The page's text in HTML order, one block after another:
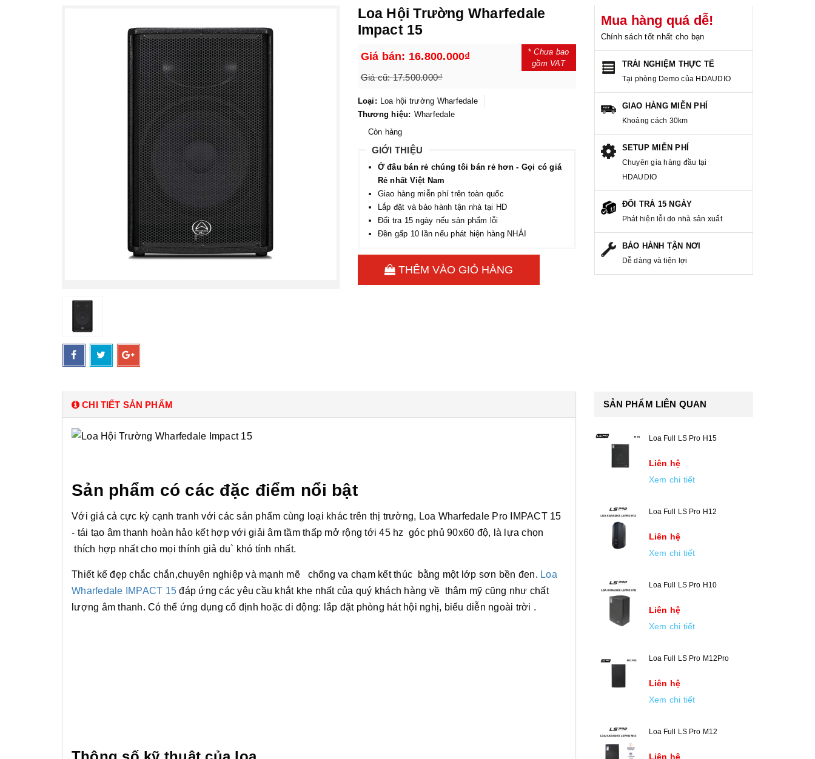
Loa Hội Trường Wharfedale
Impact 15
Giá bán: 16.800.000₫
Giá cũ:17.500.000₫
*Chưa bao
gồm VAT
Loại: Loa hội trường Wharfedale
Thương hiệu: Wharfedale
Còn hàng
GIỚI THIỆU
Ở đâu bán rẻ chúng tôi bán rẻ hơn - Gọi có giá
Rẻ nhất Việt Nam
Giao hàng miễn phí trên toàn quốc
Lắp đặt và bảo hành tận nhà tại HD
Đổi tra 15 ngày nếu sản phẩm lỗi
Đền gấp 10 lần nếu phát hiện hàng NHÁI
THÊM VÀO GIỎ HÀNG
Mua hàng quá dễ!
Chính sách tốt nhất cho bạn
TRẢI NGHIỆM THỰC TẾ
Tại phòng Demo của HDAUDIO
GIAO HÀNG MIỄN PHÍ
Khoảng cách 30km
SETUP MIỄN PHÍ
Chuyên gia hàng đầu tại
HDAUDIO
ĐỔI TRẢ 15 NGÀY
Phát hiện lỗi do nhà sản xuất
BẢO HÀNH TẬN NƠI
Dễ dàng và tiện lợi
CHI TIẾT SẢN PHẨM
Sản phẩm có các đặc điểm nổi bật
Với giá cả cực kỳ cạnh tranh với các sản phẩm cùng loại khác trên thị trường, Loa Wharfedale Pro IMPACT 15
- tái tạo âm thanh hoàn hảo kết hợp với giải âm tầm thấp mở rộng tới 45 hz góc phủ 90x60 độ, là lựa chọn
thích hợp nhất cho mọi thính giả du` khó tính nhất.
Thiết kế đẹp chắc chắn,chuyên nghiệp và mạnh mẽ chống va chạm kết thúc bằng một lớp sơn bền đen. Loa
Wharfedale IMPACT 15 đáp ứng các yêu cầu khắt khe nhất của quý khách hàng về thâm mỹ cũng như chất
lượng âm thanh. Có thể ứng dụng cố định hoặc di động: lắp đặt phòng hát hội nghị, biểu diễn ngoài trời .
SẢN PHẨM LIÊN QUAN
Loa Full LS Pro H15
Liên hệ
Xem chi tiết
Loa Full LS Pro H12
Liên hệ
Xem chi tiết
Loa Full LS Pro H10
Liên hệ
Xem chi tiết
Loa Full LS Pro M12Pro
Liên hệ
Xem chi tiết
Loa Full LS Pro M12
Liên hệ